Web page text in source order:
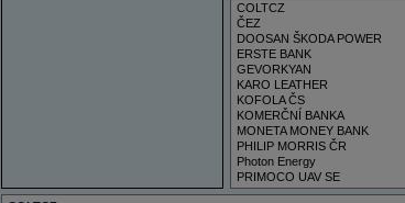
COLTCZ
ČEZ
DOOSAN ŠKODA POWER
ERSTE BANK
GEVORKYAN
KARO LEATHER
KOFOLA ČS
KOMERČNÍ BANKA
MONETA MONEY BANK
PHILIP MORRIS ČR
Photon Energy
PRIMOCO UAV SE
VIG